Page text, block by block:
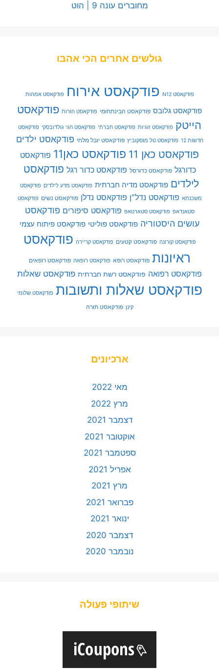
מחוברים עונה 9 | הוט
גולשים אחרים הכי אהבו
פודקאסט N12 פודקאסט אירוח פודקאסט אמהות
פודקאסט גלובס פודקאסט הבינתחומי פודקאסט הורות פודקאסט
הייטק פודקאסט זוגיות פודקאסט חברתי פודקאסט חגי גולדובסקי פודקאסט
חדשות 12 פודקאסט טל מוסקוביץ פודקאסט יובל מלחי פודקאסט ילדים
פודקאסט כאן 11 פודקאסט כאן11
פודקאסט
כדורגל פודקאסט כדורסל פודקאסט כדור רגל פודקאסט
לילדים פודקאסט מדיה חברתית פודקאסט מדע לילדים פודקאסט
משכנתא פודקאסט נדל"ן פודקאסט נדלן פודקאסט נשים פודקאסט
סטאנדאפ פודקאסט סטארטאפ פודקאסט סיפורים פודקאסט
עושים היסטוריה פודקאסט פוליטי פודקאסט פיתוח עצמי
פודקאסט קורונה פודקאסט קטעים פודקאסט קריירה פודקאסט
ראיונות פודקאסט רופא פודקאסט רופאה פודקאסט רופאים
פודקאסט רפואה פודקאסט רשת חברתית פודקאסט שאלות
פודקאסט שאלות ותשובות פודקאסט שלומי
קינן פודקאסט תורה
ארכיונים
מאי 2022
מרץ 2022
דצמבר 2021
אוקטובר 2021
ספטמבר 2021
אפריל 2021
מרץ 2021
פברואר 2021
ינואר 2021
דצמבר 2020
נובמבר 2020
שיתופי פעולה